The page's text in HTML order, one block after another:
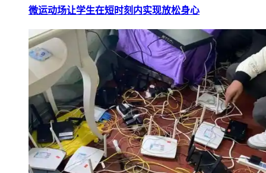
微运动场让学生在短时刻内实现放松身心